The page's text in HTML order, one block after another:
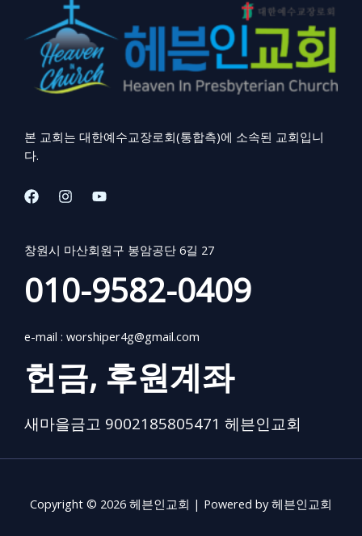
본 교회는 대한예수교장로회(통합측)에 소속된 교회입니
다.
창원시 마산회원구 봉암공단 6길 27
010-9582-0409
e-mail : worshiper4g@gmail.com
헌금, 후원계좌
새마을금고 9002185805471 헤븐인교회
Copyright © 2026 헤븐인교회 | Powered by 헤븐인교회